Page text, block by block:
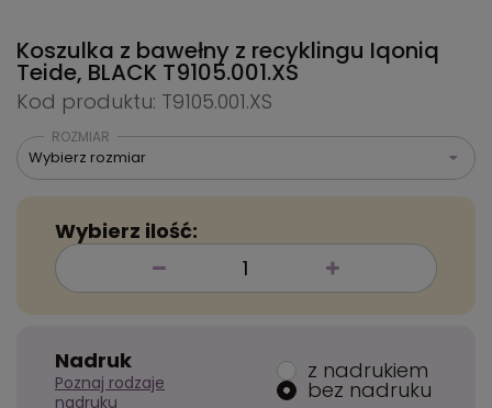
Koszulka z bawełny z recyklingu Iqoniq
Teide, BLACK T9105.001.XS
Kod produktu: T9105.001.XS
ROZMIAR
Wybierz rozmiar
Wybierz ilość:
Nadruk
Poznaj rodzaje
nadruku
z nadrukiem
bez nadruku